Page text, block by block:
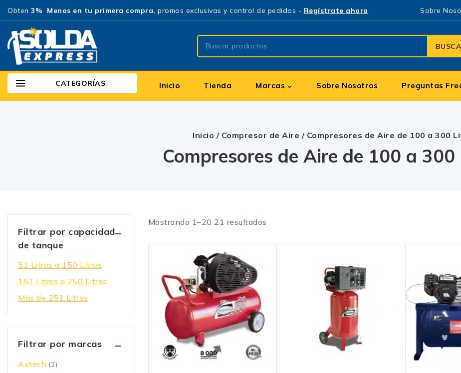
Obten 3% Menos en tu primera compra, promos exclusivas y control de pedidos - Regístrate ahora Sobre
CATEGORÍAS Inicio Tienda Marcas Sobre Nosotros Preguntas
Inicio / Compresor de Aire / Compresores de Aire de 100 a 300
Compresores de Aire de 100 a
Mostrando 1–20 21 resultados
Filtrar por capacidad
de tanque
51 Litros a 150 Litros
151 Litros a 250 Litros
Mas de 251 Litros
Filtrar por marcas
Axtech (2)